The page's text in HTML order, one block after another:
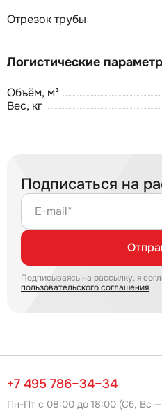
Отрезок трубы
Логистические
Объём, м³
Вес, кг
Подписаться на
E-mail*
Подписываясь на рассылку, я
пользовательского соглашения
+7 495 786–34–34
Пн-Пт с 08:00 до 18:00 (Сб, Вс